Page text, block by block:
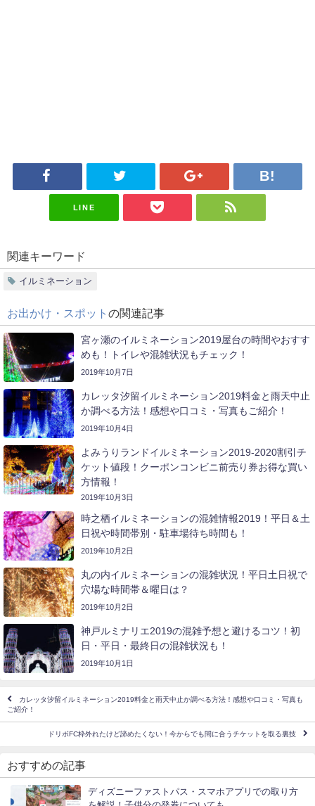
LINE
関連キーワード
イルミネーション
お出かけ・スポット の関連記事
宮ヶ瀬のイルミネーション2019屋台の時間やおすす
めも！トイレや混雑状況もチェック！
2019年10月7日
カレッタ汐留イルミネーション2019料金と雨天中止
か調べる方法！感想や口コミ・写真もご紹介！
2019年10月4日
よみうりランドイルミネーション2019-2020割引チ
ケット値段！クーポンコンビニ前売り券お得な買い
方情報！
2019年10月3日
時之栖イルミネーションの混雑情報2019！平日＆土
日祝や時間帯別・駐車場待ち時間も！
2019年10月2日
丸の内イルミネーションの混雑状況！平日土日祝で
穴場な時間帯＆曜日は？
2019年10月2日
神戸ルミナリエ2019の混雑予想と避けるコツ！初
日・平日・最終日の混雑状況も！
2019年10月1日
カレッタ汐留イルミネーション2019料金と雨天中止か調べる方法！感想や口コミ・写真も
ご紹介！
ドリボFC枠外れたけど諦めたくない！今からでも間に合うチケットを取る裏技
おすすめの記事
ディズニーファストパス・スマホアプリでの取り方